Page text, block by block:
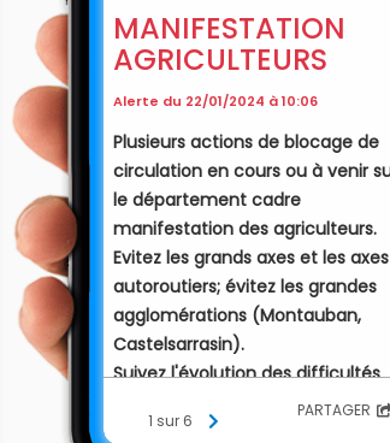
MANIFESTATION
AGRICULTEURS
Alerte du 22/01/2024 à 10:06
Plusieurs actions de blocage de
circulation en cours ou à venir
le département cadre
manifestation des agriculteurs.
Evitez les grands axes et les axes
autoroutiers; évitez les grandes
agglomérations (Montauban,
Castelsarrasin).
Suivez l'évolution des difficultés
de circulation sur les média.
1 sur 6 PARTAGER